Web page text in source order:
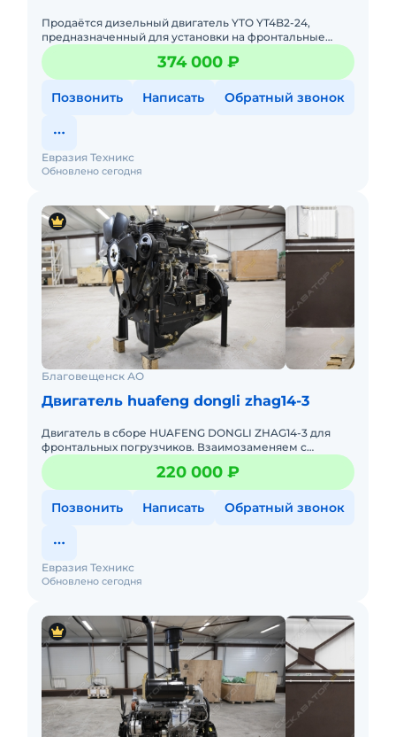
Продаётся дизельный двигатель YTO YT4B2-24,
предназначенный для установки на фронтальные
погрузчики и экскаваторы-погрузчики. Двигатель
новый, в наличии в Благ374 000 ₽
Позвонить Написать Обратный звонок
Обновлено сегодня
Евразия Техникс
Благовещенск АО
Двигатель huafeng dongli zhag14-3
Двигатель в сборе HUAFENG DONGLI ZHAG14-3 для
фронтальных погрузчиков. Взаимозаменяем с
моделью ZHBG14-A. Работает в паре с КПП
ZL265/ZL280. ДВС в наличии. Стои
220 000 ₽
Позвонить Написать Обратный звонок
Обновлено сегодня
Евразия Техникс